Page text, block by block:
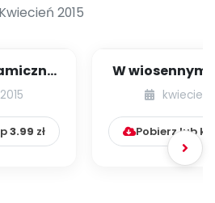
Kwiecień 2015
3.99 zł
W wiosennym
[pracekwiecień
Pobierz lub